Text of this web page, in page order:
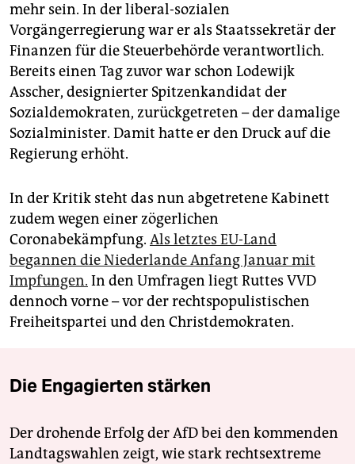
mehr sein. In der liberal-sozialen
Vorgängerregierung war er als Staatssekretär der
Finanzen für die Steuerbehörde verantwortlich.
Bereits einen Tag zuvor war schon Lodewijk
Asscher, designierter Spitzenkandidat der
Sozialdemokraten, zurückgetreten – der damalige
Sozialminister. Damit hatte er den Druck auf die
Regierung erhöht.
In der Kritik steht das nun abgetretene Kabinett
zudem wegen einer zögerlichen
Coronabekämpfung. Als letztes EU-Land
begannen die Niederlande Anfang Januar mit
Impfungen. In den Umfragen liegt Ruttes VVD
dennoch vorne – vor der rechtspopulistischen
Freiheitspartei und den Christdemokraten.
Die Engagierten stärken
Der drohende Erfolg der AfD bei den kommenden
Landtagswahlen zeigt, wie stark rechtsextreme